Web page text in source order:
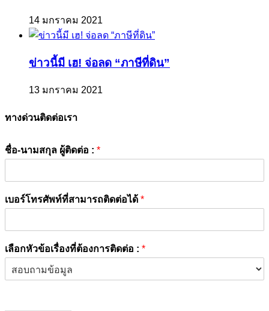
14 มกราคม 2021
ข่าวนี้มี เฮ! จ่อลด “ภาษีที่ดิน”
13 มกราคม 2021
ทางด่วนติดต่อเรา
ชื่อ-นามสกุล ผู้ติดต่อ : *
เบอร์โทรศัพท์ที่สามารถติดต่อได้ *
เลือกหัวข้อเรื่องที่ต้องการติดต่อ : *